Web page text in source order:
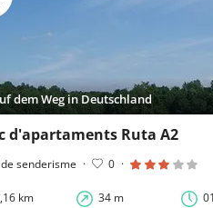
dem Weg in Deutschland
d'apartaments Ruta A2
senderisme · 0 ·
km 34 m